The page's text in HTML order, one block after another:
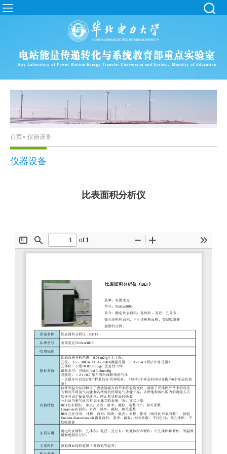
首页» 仪器设备
仪器设备
比表面积分析仪